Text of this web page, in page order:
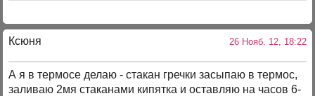
Ксюня 26 Нояб. 12, 18:22
А я в термосе делаю - стакан гречки засыпаю в термос,
заливаю 2мя стаканами кипятка и оставляю на часов 6-